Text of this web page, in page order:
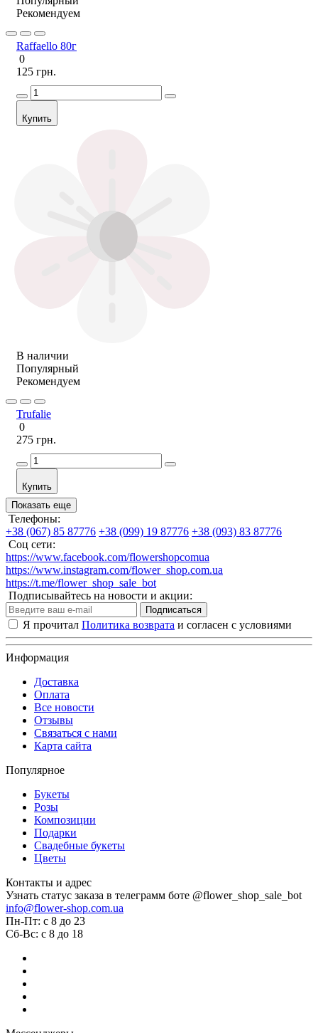
Рекомендуем
Raffaello 80г
0
125 грн.
Купить
В наличии
Популярный
Рекомендуем
Trufalie
0
275 грн.
Купить
Показать еще
Телефоны:
+38 (067) 85 87776 +38 (099) 19 87776 +38 (093) 83 87776
Соц сети:
https://www.facebook.com/flowershopcomua
https://www.instagram.com/flower_shop.com.ua
https://t.me/flower_shop_sale_bot
Подписывайтесь на новости и акции:
Подписаться
Я прочитал Политика возврата и согласен с условиями
Информация
Доставка
Оплата
Все новости
Отзывы
Связаться с нами
Карта сайта
Популярное
Букеты
Розы
Композиции
Подарки
Свадебные букеты
Цветы
Контакты и адрес
Узнать статус заказа в телеграмм боте @flower_shop_sale_bot
info@flower-shop.com.ua
Пн-Пт: с 8 до 23
Сб-Вс: с 8 до 18